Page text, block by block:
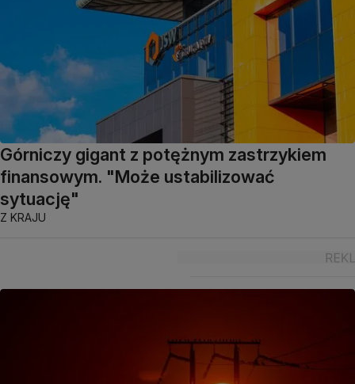
Górniczy gigant z potężnym zastrzykiem
finansowym. "Może ustabilizować
sytuację"
Z KRAJU